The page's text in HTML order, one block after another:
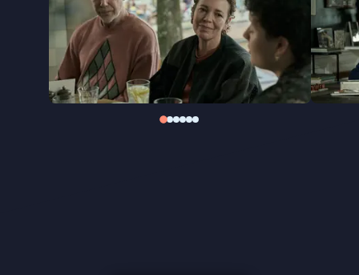
Intieme verhoudingen scherp en liefdevol
blootleggen: dat is de kracht van de Australische
regisseur Sophie Hyde. Na
Good Luck to You, Leo
Grande
, over seksualiteit en zelfontdekking op
latere leeftijd, richtJimpa
zich op een ander soort
intimiteit: familiebanden die haperen en botsen,